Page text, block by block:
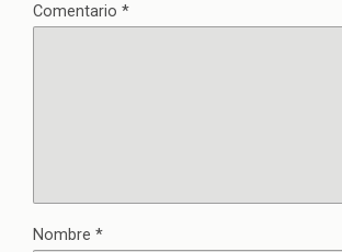
Comentario *
Nombre *